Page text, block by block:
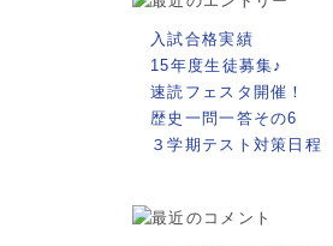
入試合格実績
15年度生徒募集♪
速読フェスタ開催！
歴史一問一答その6
３学期テスト対策日程